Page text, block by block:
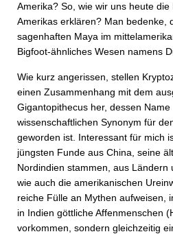
Amerika? So, wie wir uns heute
Amerikas erklären? Man bedenke,
sagenhaften Maya im
Bigfoot-ähnliches Wesen namens
Wie kurz angerissen, stellen
einen Zusammenhang mit dem
Gigantopithecus her, dessen
wissenschaftlichen Synonym für
geworden ist. Interessant für mich
jüngsten Funde aus China, seine
Nordindien stammen, aus Ländern
wie auch die amerikanischen
reiche Fülle an Mythen aufweisen,
in Indien göttliche Affenmenschen
vorkommen, sondern gleichzeitig